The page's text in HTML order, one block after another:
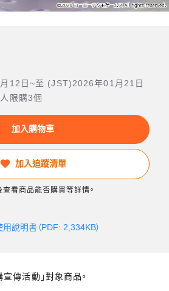
12日~至 (JST)2026年01月21日
限購3個
加入購物車
加入追蹤清單
查看商品能否購買等詳情。
說明書（PDF: 2,334KB）
傳活動」對象商品。